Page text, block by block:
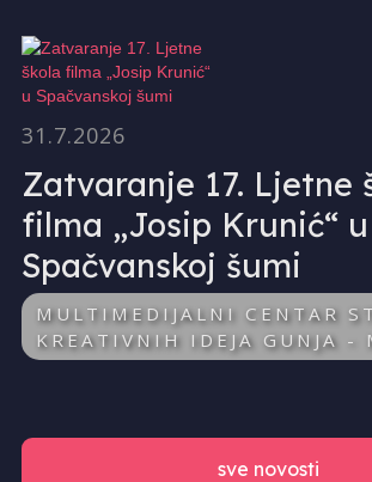
31.7.2026
Zatvaranje 17. Ljetne
filma „Josip Krunić“ u
Spačvanskoj šumi
MULTIMEDIJALNI CENTAR
KREATIVNIH IDEJA GUNJA -
sve novosti